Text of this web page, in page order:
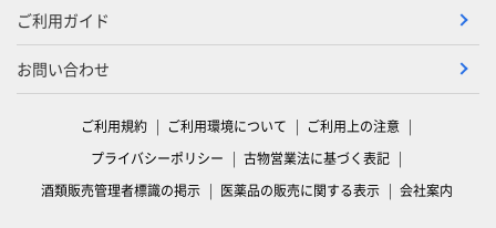
ご利用ガイド
お問い合わせ
ご利用規約 ご利用環境について
ご利用上の注意
プライバシーポリシー
古物営業法に基づく表記
酒類販売管理者標識の掲示
医薬品の販売に関する表示 会社案内